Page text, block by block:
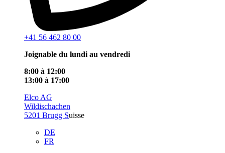
+41 56 462 80 00
Joignable du lundi au vendredi
8:00 à 12:00
13:00 à 17:00
Elco AG
Wildischachen
5201 Brugg Suisse
DE
FR